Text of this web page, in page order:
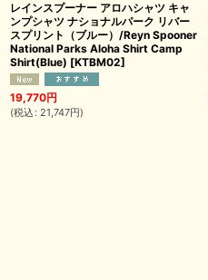
レインスプーナー アロハシャツ キャ
ンプシャツ ナショナルパーク リバー
スプリント（ブルー）/Reyn Spooner
National Parks Aloha Shirt Camp
Shirt(Blue) [KTBM02]
19,770円
(税込 : 21,747円)